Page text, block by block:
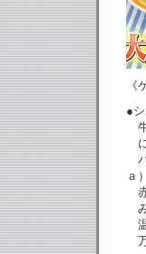
《
●
ａ）